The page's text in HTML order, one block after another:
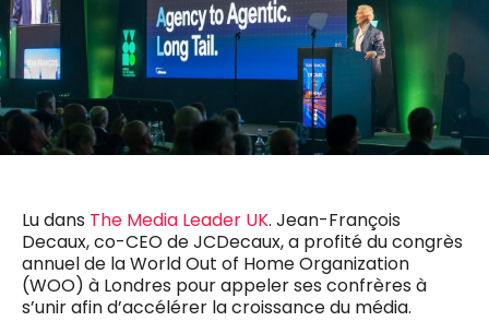
Lu dans The Media Leader UK. Jean-François
Decaux, co-CEO de JCDecaux, a profité du congrès
annuel de la World Out of Home Organization
(WOO) à Londres pour appeler ses confrères à
s’unir afin d’accélérer la croissance du média.
0498 88 64 89
f.bouchar@mm.be
Chief Editor
Griet Byl
0475 97 12 57
g.byl@mm.be
Damien Lemaire
0477 37 31 65
d.lemaire@mm.be
VALIDER
NOTRE CONTENU DIGITAL :
Daily
Freemium
1 x week
MM Brunch
1 x week
MM Tech
10 x year
MM Best of
Research
10 x year
MM Blue